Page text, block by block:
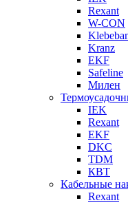
Rexant
W-CON
Kranz
EKF
Safeline
Милен
IEK
Rexant
EKF
DKC
TDM
КВТ
Кабельные
Rexant